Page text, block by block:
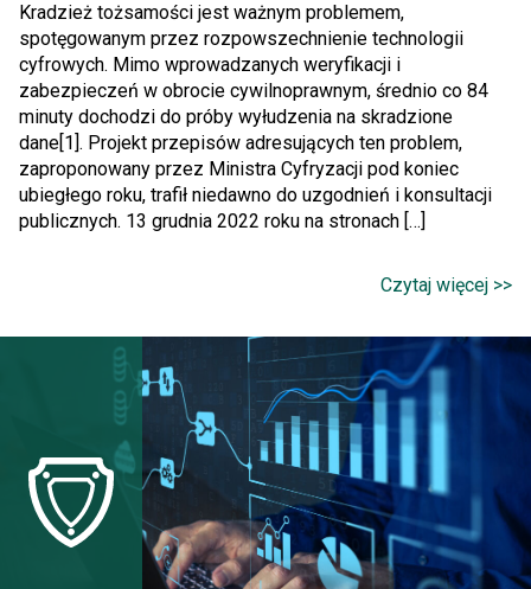
Kradzież tożsamości jest ważnym problemem,
spotęgowanym przez rozpowszechnienie technologii
cyfrowych. Mimo wprowadzanych weryfikacji i
zabezpieczeń w obrocie cywilnoprawnym, średnio co 84
minuty dochodzi do próby wyłudzenia na skradzione
dane[1]. Projekt przepisów adresujących ten problem,
zaproponowany przez Ministra Cyfryzacji pod koniec
ubiegłego roku, trafił niedawno do uzgodnień i konsultacji
publicznych. 13 grudnia 2022 roku na stronach […]
Czytaj więcej >>